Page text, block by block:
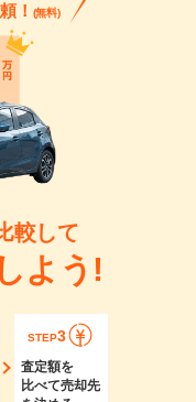
！ (無料)
較して
よう!
STEP3
査定額を
比べて売却先